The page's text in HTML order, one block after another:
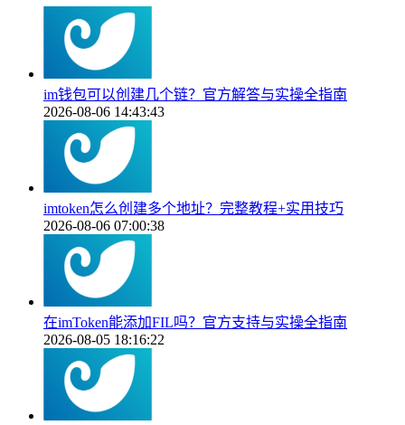
im钱包可以创建几个链？官方解答与实操全指南
2026-08-06 14:43:43
imtoken怎么创建多个地址？完整教程+实用技巧
2026-08-06 07:00:38
在imToken能添加FIL吗？官方支持与实操全指南
2026-08-05 18:16:22